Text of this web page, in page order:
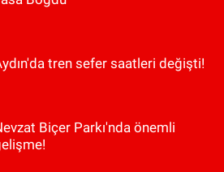
tren sefer saatleri değişti!
Biçer Parkı'nda önemli